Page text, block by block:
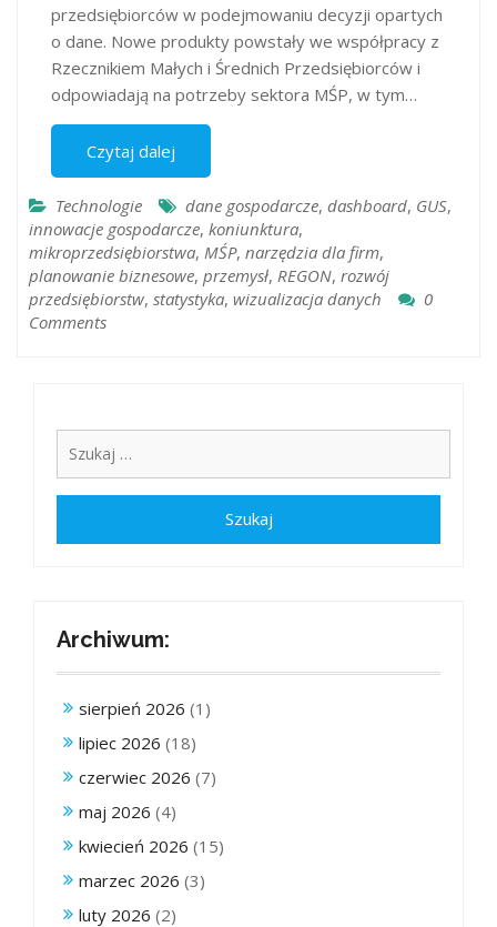
przedsiębiorców w podejmowaniu decyzji opartych
o dane. Nowe produkty powstały we współpracy z
Rzecznikiem Małych i Średnich Przedsiębiorców i
odpowiadają na potrzeby sektora MŚP, w tym…
Czytaj dalej
Technologie dane gospodarcze, dashboard, GUS,
innowacje gospodarcze, koniunktura,
mikroprzedsiębiorstwa, MŚP, narzędzia dla firm,
planowanie biznesowe, przemysł, REGON, rozwój
przedsiębiorstw, statystyka, wizualizacja danych
0
Comments
Archiwum:
sierpień 2026 (1)
lipiec 2026 (18)
czerwiec 2026 (7)
maj 2026 (4)
kwiecień 2026 (15)
marzec 2026 (3)
luty 2026 (2)